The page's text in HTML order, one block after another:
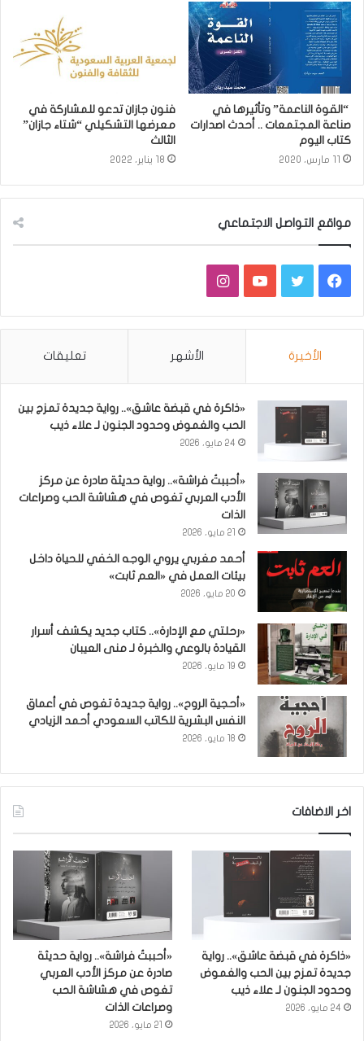
“القوة الناعمة” وتأثيرها في
صناعة المجتمعات .. أحدث اصدارات
كتاب اليوم
11 مارس، 2020
فنون جازان تدعو للمشاركة في
معرضها التشكيلي “شتاء جازان”
الثالث
18 يناير، 2022
مواقع التواصل الاجتماعي
فيسبوكتويتر يوتيوبانستقرام
الأخيرة الأشهر تعليقات
«ذاكرة في قبضة عاشق».. رواية جديدة تمزج بين
الحب والغموض وحدود الجنون لـ علاء ذيب
24 مايو، 2026
«أحببتُ فراشة».. رواية حديثة صادرة عن مركز
الأدب العربي تغوص في هشاشة الحب وصراعات
الذات
21 مايو، 2026
أحمد مغربي يروي الوجه الخفي للحياة داخل
بيئات العمل في «العم ثابت»
20 مايو، 2026
«رحلتي مع الإدارة».. كتاب جديد يكشف أسرار
القيادة بالوعي والخبرة لـ منى العيبان
19 مايو، 2026
«أحجية الروح».. رواية جديدة تغوص في أعماق
النفس البشرية للكاتب السعودي أحمد الزيادي
18 مايو، 2026
اخر الاضافات
«ذاكرة في قبضة عاشق».. رواية
جديدة تمزج بين الحب والغموض
وحدود الجنون لـ علاء ذيب
24 مايو، 2026
«أحببتُ فراشة».. رواية حديثة
صادرة عن مركز الأدب العربي
تغوص في هشاشة الحب
وصراعات الذات
21 مايو، 2026